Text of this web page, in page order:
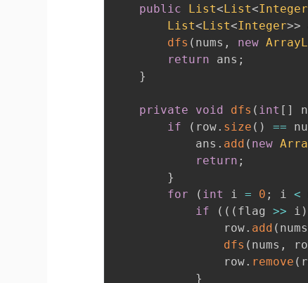
public
List< List<Integer
List< List<Integer>>
dfs ( nums , new
return ans ;
}
private void dfs ( int [ ]
if
( row. size ( ) ==
			ans
. add ( new
return ;
}
for
( int i = 0 ; i <
if
( ( ( flag >> i )
				row
. add ( nums
dfs ( nums ,
				row
. remove (
}